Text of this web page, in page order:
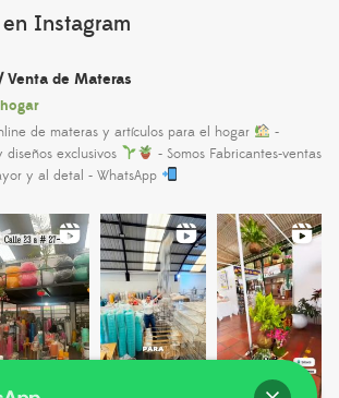
Instagram
Venta de Materas
de materas y artículos para el hogar
-
diseños exclusivos
- Somos Fabricantes-ventas
y al detal - WhatsApp